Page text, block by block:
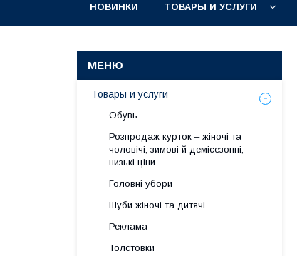
НОВИНКИ ТОВАРЫ И УСЛУГИ
Товары и услуги
Обувь
Розпродаж курток – жіночі та
чоловічі, зимові й демісезонні,
низькі ціни
Головні убори
Шуби жіночі та дитячі
Реклама
Толстовки